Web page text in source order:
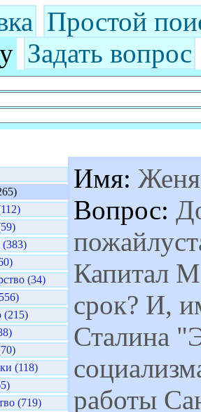
Простой
Задать вопрос
(383)
(34)
(215)
(118)
(719)
Имя: Женя
Вопрос:
Капитал
срок? И,
Сталина
работы